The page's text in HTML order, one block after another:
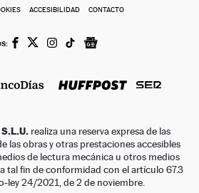
ACCESIBILIDAD CONTACTO
S.L.U. realiza una reserva expresa de las
las obras y otras prestaciones accesibles
de lectura mecánica u otros medios
tal fin de conformidad con el artículo 67.3
ley 24/2021, de 2 de noviembre.